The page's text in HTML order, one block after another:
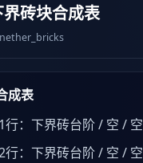
砖块合成表
成表
行：下界砖台阶 / 空 / 空
行：下界砖台阶 / 空 / 空